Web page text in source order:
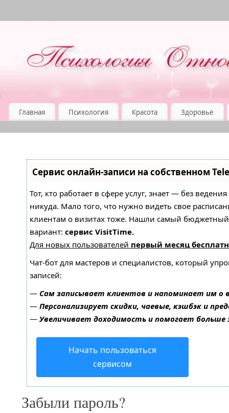
Главная Психология Красота Здоровье
Сервис онлайн-записи на собственном
Тот, кто работает в сфере услуг, знает — без
никуда. Мало того, что нужно видеть свое
клиентам о визитах тоже. Нашли самый
вариант: сервис VisitTime.
Для новых пользователей первый месяц
Чат-бот для мастеров и специалистов, который
записей:
— Сам записывает клиентов и напоминает им о
— Персонализирует скидки, чаевые, кэшбэк и
— Увеличивает доходимость и помогает
Начать пользоваться
сервисом
Забыли пароль?